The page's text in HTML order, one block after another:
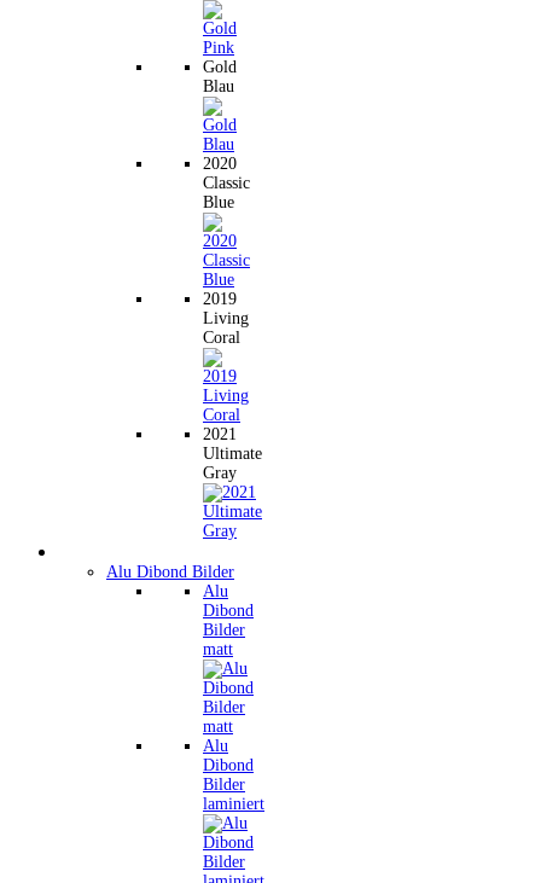
Gold
Blau
2020
Classic
Blue
2019
Living
Coral
2021
Ultimate
Gray
Alu Dibond Bilder
Alu
Dibond
Bilder
matt
Alu
Dibond
Bilder
laminiert